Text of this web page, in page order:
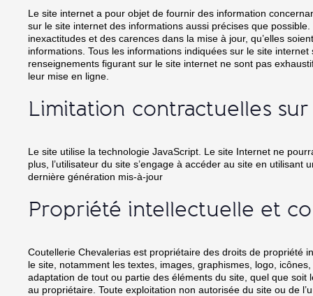
Le site internet a pour objet de fournir des information
sur le site internet des informations aussi précises que
inexactitudes et des carences dans la mise à jour, qu’elles
informations. Tous les informations indiquées sur le site
renseignements figurant sur le site internet ne sont pas
leur mise en ligne.
Limitation contractuelles
Le site utilise la technologie JavaScript. Le site Internet ne
plus, l’utilisateur du site s’engage à accéder au site en
dernière génération mis-à-jour
Propriété intellectuelle et
Coutellerie Chevalerias est propriétaire des droits de propriété
le site, notamment les textes, images, graphismes, logo,
adaptation de tout ou partie des éléments du site, quel que
au propriétaire. Toute exploitation non autorisée du site ou de